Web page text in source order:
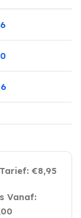
€8,95
Vanaf: